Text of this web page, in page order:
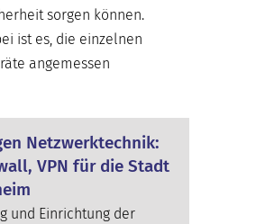
sorgen können.
ist es, die einzelnen
angemessen
Netzwerktechnik:
VPN für die Stadt
und Einrichtung der